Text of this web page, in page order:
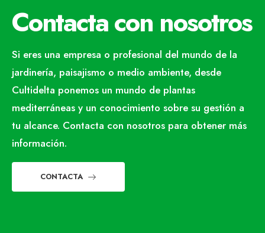
Contacta con nosotros
Si eres una empresa o profesional del mundo de la
jardinería, paisajismo o medio ambiente, desde
Cultidelta ponemos un mundo de plantas
mediterráneas y un conocimiento sobre su gestión a
tu alcance. Contacta con nosotros para obtener más
información.
CONTACTA